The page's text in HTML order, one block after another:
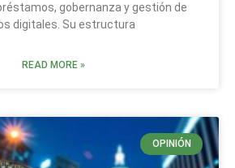
gobernanza y gestión de
digitales. Su estructura
READ MORE »
OPINIÓN